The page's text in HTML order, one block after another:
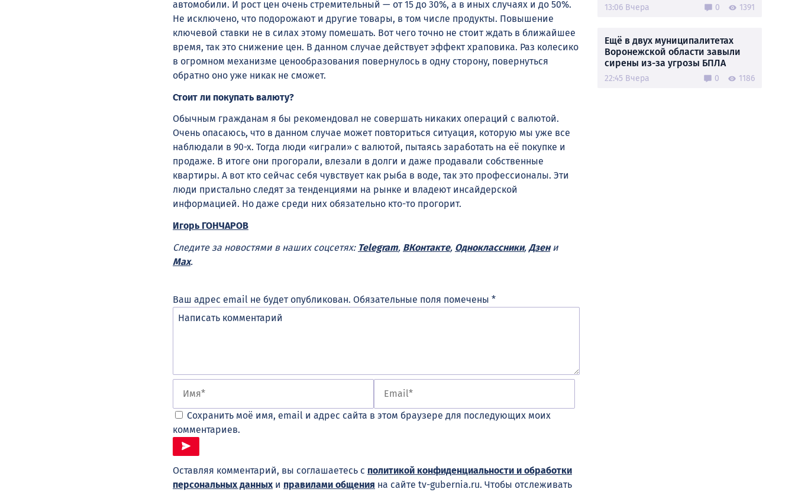
автомобили. И рост цен очень стремительный — от 15 до 30%, а в иных случаях и до 50%.
Не исключено, что подорожают и другие товары, в том числе продукты. Повышение
ключевой ставки не в силах этому помешать. Вот чего точно не стоит ждать в ближайшее
время, так это снижение цен. В данном случае действует эффект храповика. Раз колесико
в огромном механизме ценообразования повернулось в одну сторону, повернуться
обратно оно уже никак не сможет.
Стоит ли покупать валюту?
Обычным гражданам я бы рекомендовал не совершать никаких операций с валютой.
Очень опасаюсь, что в данном случае может повториться ситуация, которую мы уже все
наблюдали в 90-х. Тогда люди «играли» с валютой, пытаясь заработать на её покупке и
продаже. В итоге они прогорали, влезали в долги и даже продавали собственные
квартиры. А вот кто сейчас себя чувствует как рыба в воде, так это профессионалы. Эти
люди пристально следят за тенденциями на рынке и владеют инсайдерской
информацией. Но даже среди них обязательно кто-то прогорит.
Игорь ГОНЧАРОВ
Следите за новостями в наших соцсетях: Telegram, ВКонтакте, Одноклассники, Дзени
Max.
Ваш адрес email не будет опубликован. Обязательные поля помечены *
Сохранить моё имя, email и адрес сайта в этом браузере для последующих моих
комментариев.
Оставляя комментарий, вы соглашаетесь с политикой конфиденциальности и обработки
персональных данных и правилами общения на сайте tv-gubernia.ru. Чтобы отслеживать
13:06 Вчера 0 1391
Ещё в двух муниципалитетах
Воронежской области завыли
сирены из-за угрозы БПЛА
22:45 Вчера 0 1186